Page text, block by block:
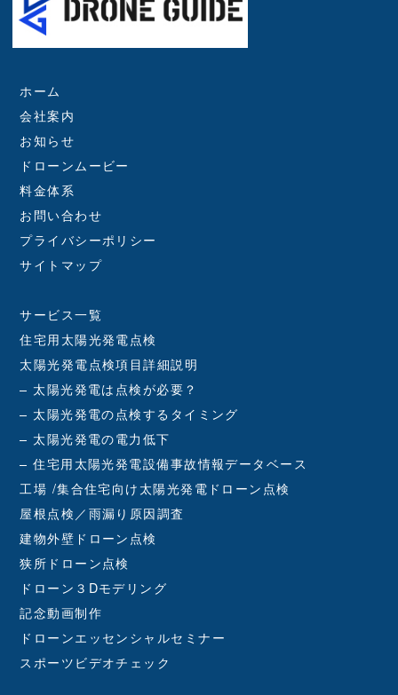
ホーム
会社案内
お知らせ
ドローンムービー
料金体系
お問い合わせ
プライバシーポリシー
サイトマップ
サービス一覧
住宅用太陽光発電点検
太陽光発電点検項目詳細説明
– 太陽光発電は点検が必要？
– 太陽光発電の点検するタイミング
– 太陽光発電の電力低下
– 住宅用太陽光発電設備事故情報データベース
工場 /集合住宅向け太陽光発電ドローン点検
屋根点検／雨漏り原因調査
建物外壁ドローン点検
狭所ドローン点検
ドローン３Dモデリング
記念動画制作
ドローンエッセンシャルセミナー
スポーツビデオチェック